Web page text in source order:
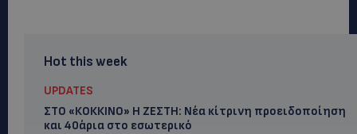
Hot this week
UPDATES
ΣΤΟ «ΚΟΚΚΙΝΟ» Η ΖΕΣΤΗ: Νέα κίτρινη προειδοποίηση
και 40άρια στο εσωτερικό